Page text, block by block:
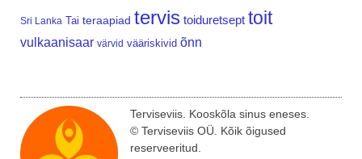
Sri Lanka Tai teraapiad tervis toiduretsept toit
vulkaanisaar värvid vääriskivid õnn
Terviseviis. Kooskõla sinus eneses.
© Terviseviis OÜ. Kõik õigused
reserveeritud.